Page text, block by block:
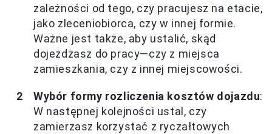
zależności od tego, czy pracujesz na etacie,
jako zleceniobiorca, czy w innej formie.
Ważne jest także, aby ustalić, skąd
dojeżdżasz do pracy—czy z miejsca
zamieszkania, czy z innej miejscowości.
Wybór formy rozliczenia kosztów dojazdu:
W następnej kolejności ustal, czy
zamierzasz korzystać z ryczałtowych